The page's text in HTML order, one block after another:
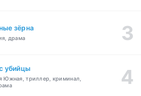
зёрна
драма
убийцы
Южная, триллер, криминал,